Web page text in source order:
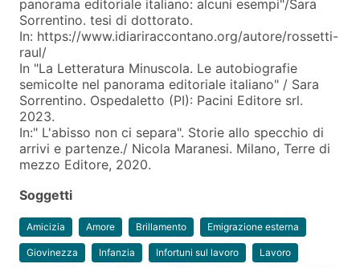
panorama editoriale italiano: alcuni esempi"/Sara
Sorrentino. tesi di dottorato.
In: https://www.idiariraccontano.org/autore/rossetti-
raul/
In "La Letteratura Minuscola. Le autobiografie
semicolte nel panorama editoriale italiano" / Sara
Sorrentino. Ospedaletto (PI): Pacini Editore srl.
2023.
In:" L'abisso non ci separa". Storie allo specchio di
arrivi e partenze./ Nicola Maranesi. Milano, Terre di
mezzo Editore, 2020.
Soggetti
Amicizia Amore Brillamento Emigrazione esterna
Giovinezza Infanzia Infortuni sul lavoro Lavoro